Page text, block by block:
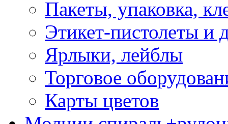
Пакеты, упаковка,
Этикет-пистолеты и
Ярлыки, лейблы
Торговое
Карты цветов